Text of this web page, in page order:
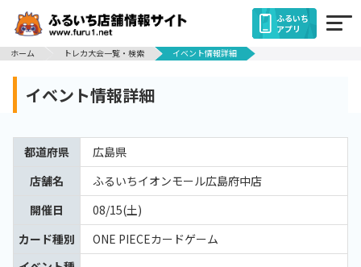
ふるいち
アプリ
ホーム
トレカ大会一覧・検索 イベント情報詳細
イベント情報詳細
都道府県
広島県
店舗名
ふるいちイオンモール広島府中店
開催日
08/15(土)
カード種別
ONE PIECEカードゲーム